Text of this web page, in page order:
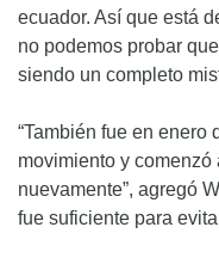
ecuador. Así que está
no podemos probar
siendo un completo
“También fue en enero
movimiento y
nuevamente”, agregó
fue suficiente para